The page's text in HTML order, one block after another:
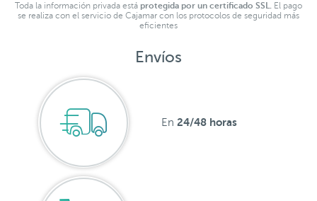
Toda la información privada está protegida por un certificado SSL. El pago
se realiza con el servicio de Cajamar con los protocolos de seguridad más
eficientes
Envíos
En 24/48 horas